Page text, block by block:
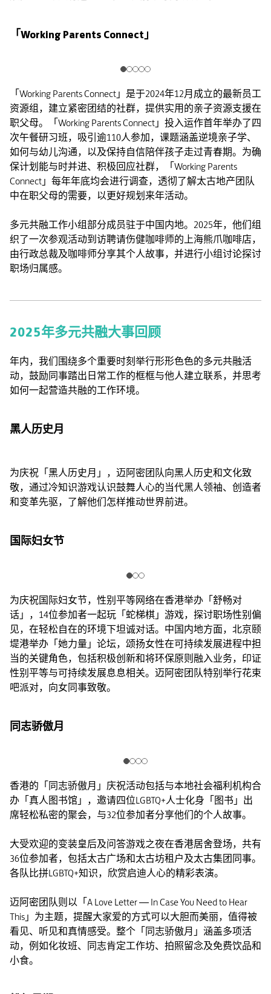
「Working Parents Connect」
「Working Parents Connect」是于2024年12月成立的最新员工
资源组，建立紧密团结的社群，提供实用的亲子资源支援在
职父母。「Working Parents Connect」投入运作首年举办了四
次午餐研习班，吸引逾110人参加，课题涵盖逆境亲子学、
如何与幼儿沟通，以及保持自信陪伴孩子走过青春期。为确
保计划能与时并进、积极回应社群，「Working Parents
Connect」每年年底均会进行调查，透彻了解太古地产团队
中在职父母的需要，以更好规划来年活动。
多元共融工作小组部分成员驻于中国内地。2025年，他们组
织了一次参观活动到访聘请伤健咖啡师的上海熊爪咖啡店，
由行政总裁及咖啡师分享其个人故事，并进行小组讨论探讨
职场归属感。
2025年多元共融大事回顾
年内，我们围绕多个重要时刻举行形形色色的多元共融活
动，鼓励同事踏出日常工作的框框与他人建立联系，并思考
如何一起营造共融的工作环境。
黑人历史月
为庆祝「黑人历史月」，迈阿密团队向黑人历史和文化致
敬，通过冷知识游戏认识鼓舞人心的当代黑人领袖、创造者
和变革先驱，了解他们怎样推动世界前进。
国际妇女节
为庆祝国际妇女节，性别平等网络在香港举办「舒畅对
话」，14位参加者一起玩「蛇梯棋」游戏，探讨职场性别偏
见，在轻松自在的环境下坦诚对话。中国内地方面，北京颐
堤港举办「她力量」论坛，颂扬女性在可持续发展进程中担
当的关键角色，包括积极创新和将环保原则融入业务，印证
性别平等与可持续发展息息相关。迈阿密团队特别举行花束
吧派对，向女同事致敬。
同志骄傲月
香港的「同志骄傲月」庆祝活动包括与本地社会福利机构合
办「真人图书馆」，邀请四位LGBTQ+人士化身「图书」出
席轻松私密的聚会，与32位参加者分享他们的个人故事。
大受欢迎的变装皇后及问答游戏之夜在香港居舍登场，共有
36位参加者，包括太古广场和太古坊租户及太古集团同事。
各队比拼LGBTQ+知识，欣赏启迪人心的精彩表演。
迈阿密团队则以「A Love Letter — In Case You Need to Hear
This」为主题，提醒大家爱的方式可以大胆而美丽，值得被
看见、听见和真情感受。整个「同志骄傲月」涵盖多项活
动，例如化妆班、同志肯定工作坊、拍照留念及免费饮品和
小食。